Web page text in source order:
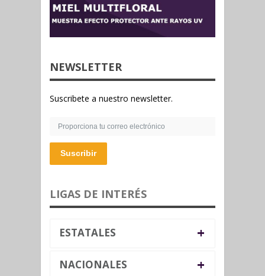
NEWSLETTER
Suscribete a nuestro newsletter.
Suscribir
LIGAS DE INTERÉS
ESTATALES +
NACIONALES +